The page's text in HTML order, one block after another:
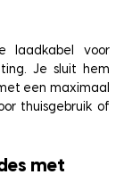
laadkabel voor
Je sluit hem
een maximaal
thuisgebruik of
met